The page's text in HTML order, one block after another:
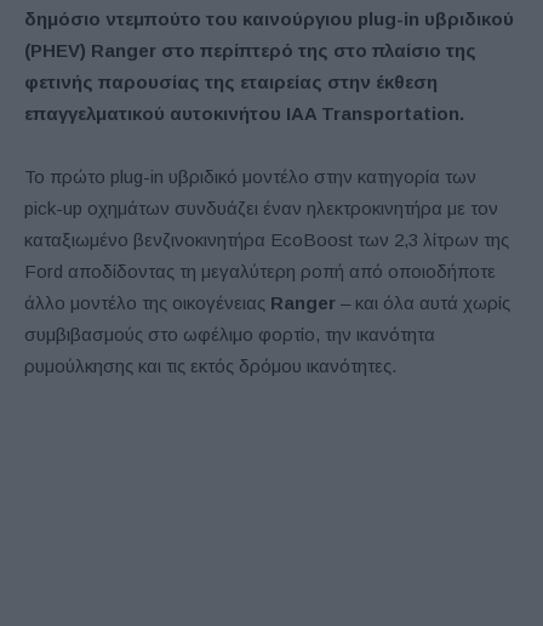
δημόσιο ντεμπούτο του καινούργιου plug-in υβριδικού
(PHEV) Ranger στο περίπτερό της στο πλαίσιο της
φετινής παρουσίας της εταιρείας στην έκθεση
επαγγελματικού αυτοκινήτου IAA Transportation.
Το πρώτο plug-in υβριδικό μοντέλο στην κατηγορία των
pick-up οχημάτων συνδυάζει έναν ηλεκτροκινητήρα με τον
καταξιωμένο βενζινοκινητήρα EcoBoost των 2,3 λίτρων της
Ford αποδίδοντας τη μεγαλύτερη ροπή από οποιοδήποτε
άλλο μοντέλο της οικογένειας Ranger – και όλα αυτά χωρίς
συμβιβασμούς στο ωφέλιμο φορτίο, την ικανότητα
ρυμούλκησης και τις εκτός δρόμου ικανότητες.